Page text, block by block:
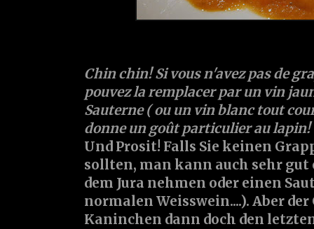
Chin chin! Si vous n'avez pas de
pouvez la remplacer par un vin
Sauterne ( ou un vin blanc tout
donne un goût particulier au lapin!
Und Prosit! Falls Sie keinen
sollten, man kann auch sehr gut
dem Jura nehmen oder einen
normalen Weisswein....). Aber
Kaninchen dann doch den